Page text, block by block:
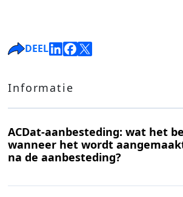
DEEL
Informatie
ACDat-aanbesteding: wat het
wanneer het wordt
na de aanbesteding?